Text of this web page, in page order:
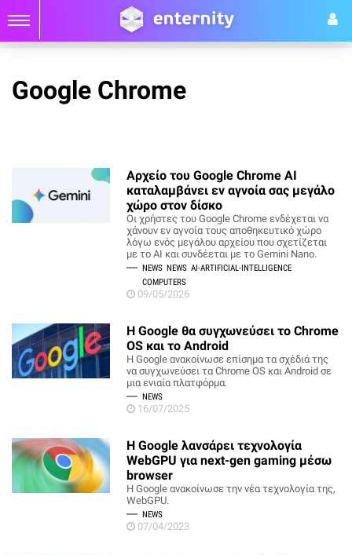
Google Chrome
Αρχείο του Google Chrome AI
καταλαμβάνει εν αγνοία σας μεγάλο
χώρο στον δίσκο
Οι χρήστες του Google Chrome ενδέχεται να
χάνουν εν αγνοία τους αποθηκευτικό χώρο
λόγω ενός μεγάλου αρχείου που σχετίζεται
με το AI και συνδέεται με το Gemini Nano.
NEWS NEWS AI-ARTIFICIAL-INTELLIGENCE
COMPUTERS
09/05/2026
Η Google θα συγχωνεύσει το Chrome
OS και το Android
Η Google ανακοίνωσε επίσημα τα σχέδιά της
να συγχωνεύσει τα Chrome OS και Android σε
μια ενιαία πλατφόρμα.
NEWS
16/07/2025
Η Google λανσάρει τεχνολογία
WebGPU για next-gen gaming μέσω
browser
Η Google ανακοίνωσε την νέα τεχνολογία της,
WebGPU.
NEWS
07/04/2023